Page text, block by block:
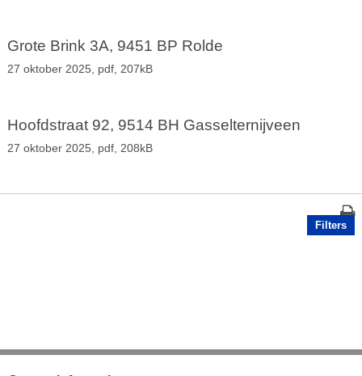
Grote Brink 3A, 9451 BP Rolde
27 oktober 2025, pdf, 207kB
Hoofdstraat 92, 9514 BH Gasselternijveen
27 oktober 2025, pdf, 208kB
Filters